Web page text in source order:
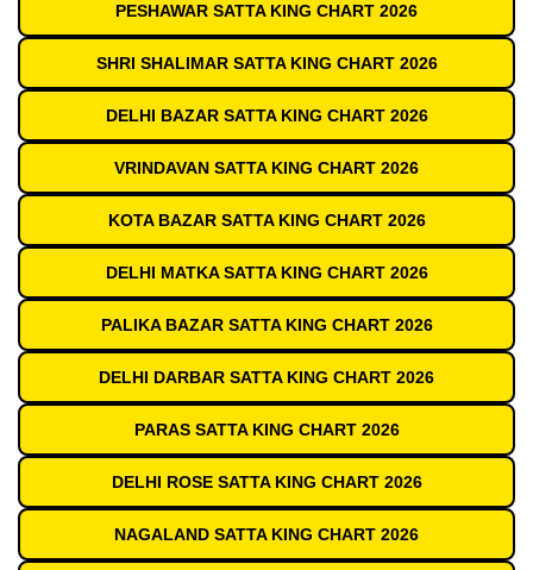
PESHAWAR SATTA KING CHART 2026
SHRI SHALIMAR SATTA KING CHART 2026
DELHI BAZAR SATTA KING CHART 2026
VRINDAVAN SATTA KING CHART 2026
KOTA BAZAR SATTA KING CHART 2026
DELHI MATKA SATTA KING CHART 2026
PALIKA BAZAR SATTA KING CHART 2026
DELHI DARBAR SATTA KING CHART 2026
PARAS SATTA KING CHART 2026
DELHI ROSE SATTA KING CHART 2026
NAGALAND SATTA KING CHART 2026